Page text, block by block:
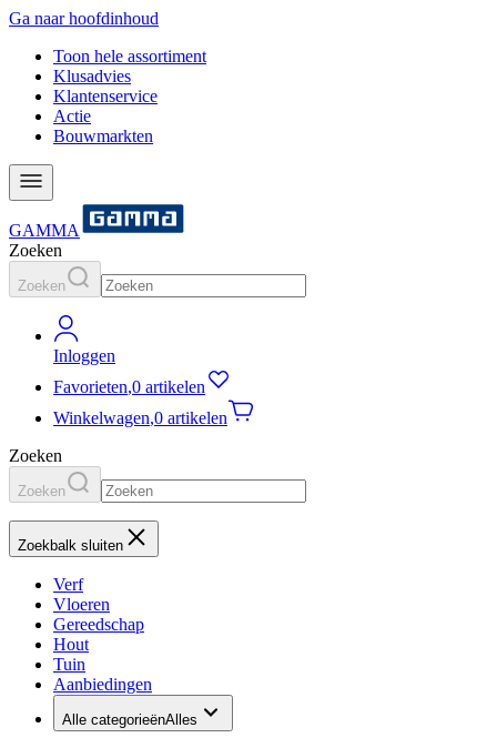
Ga naar hoofdinhoud
Toon hele assortiment
Klusadvies
Klantenservice
Actie
Bouwmarkten
GAMMA
Zoeken
Zoeken
Inloggen
Favorieten,0 artikelen
Winkelwagen,0 artikelen
Zoeken
Zoeken
Zoekbalk sluiten
Verf
Vloeren
Gereedschap
Hout
Tuin
Aanbiedingen
Alle categorieënAlles